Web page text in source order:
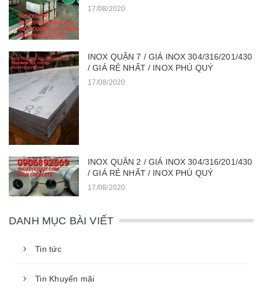
17/08/2020
INOX QUẬN 7 / GIÁ INOX 304/316/201/430
/ GIÁ RẺ NHẤT / INOX PHÚ QUÝ
17/08/2020
INOX QUẬN 2 / GIÁ INOX 304/316/201/430
/ GIÁ RẺ NHẤT / INOX PHÚ QUÝ
17/08/2020
DANH MỤC BÀI VIẾT
Tin tức
Tin Khuyến mãi